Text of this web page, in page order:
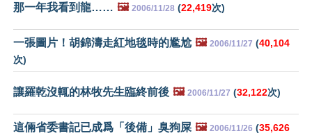
那一年我看到龍…… 🖼️ 2006/11/28 (22,419次)
一張圖片！胡錦濤走紅地毯時的尷尬 🖼️ 2006/11/27 (40,104
次)
讓羅乾沒輒的林牧先生臨終前後 🖼️ 2006/11/27 (32,122次)
這倆省委書記已成爲「後備」臭狗屎 🖼️ 2006/11/26 (35,626